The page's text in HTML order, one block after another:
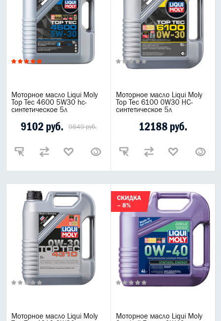
Моторное масло Liqui Moly
Top Tec 4600 5W30 hc-
синтетическое 5л
9102 руб. 9849 руб.
Моторное масло Liqui Moly
Top Tec 6100 0W30 НС-
синтетическое 5л
12188 руб.
Моторное масло Liqui Moly
СКИДКА
– 8%
Моторное масло Liqui Moly